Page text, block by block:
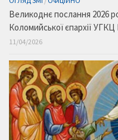
Великоднє послання 2026
Коломийської єпархії УГКЦ
11/04/2026